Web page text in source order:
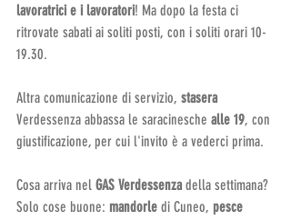
lavoratrici e i lavoratori! Ma dopo la festa ci
ritrovate sabati ai soliti posti, con i soliti orari 10-
19.30.
Altra comunicazione di servizio, stasera
Verdessenza abbassa le saracinesche alle 19, con
giustificazione, per cui l'invito è a vederci prima.
Cosa arriva nel GAS Verdessenza della settimana?
Solo cose buone: mandorle di Cuneo, pesce